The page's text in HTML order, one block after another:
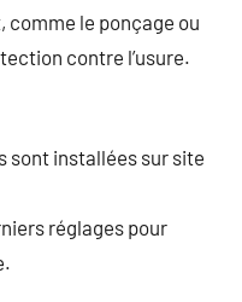
le ponçage ou
contre l’usure.
sont installées sur site
réglages pour